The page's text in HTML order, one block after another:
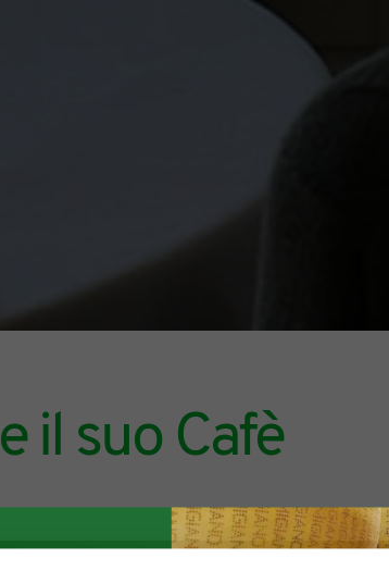
il suo Cafè